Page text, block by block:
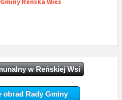
w Reńskiej Wsi
obrad Rady Gminy